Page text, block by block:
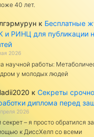
40 лет.
к Бесплатные
и РИНЦ для публикации
2026
научной работы:
у молодых людей
к Секреты
диплома перед
2026
секрет – я просто обратился за
к ДиссХелп со всеми